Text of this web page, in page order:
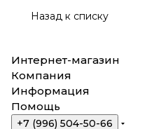
Назад к списку
Интернет-магазин
Компания
Информация
Помощь
+7 (996) 504-50-66